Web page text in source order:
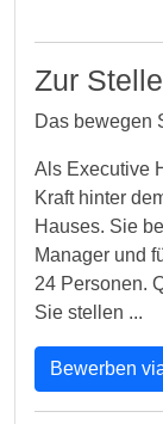
Zur
Das bewegen
Als Executive
Kraft hinter
Hauses. Sie
Manager und
24 Personen.
Sie stellen ...
Bewerben